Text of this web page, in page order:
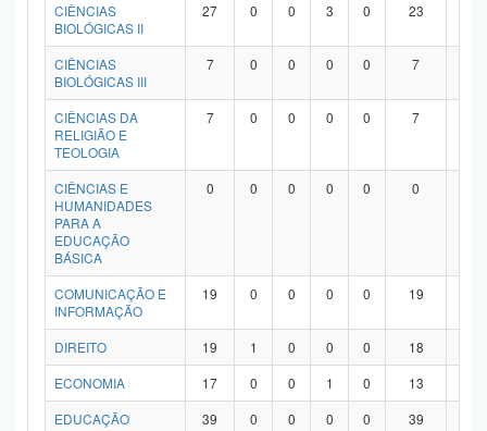
CIÊNCIAS
BIOLÓGICAS II
27 0 0 3 0 23
CIÊNCIAS
BIOLÓGICAS III
7 0 0 0 0 7
CIÊNCIAS DA
RELIGIÃO E
TEOLOGIA
7 0 0 0 0 7
CIÊNCIAS E
HUMANIDADES
PARA A
EDUCAÇÃO
BÁSICA
0 0 0 0 0 0
COMUNICAÇÃO E
INFORMAÇÃO
19 0 0 0 0 19
DIREITO 19 1 0 0 0 18
ECONOMIA
17 0 0 1 0 13
EDUCAÇÃO
39 0 0 0 0 39